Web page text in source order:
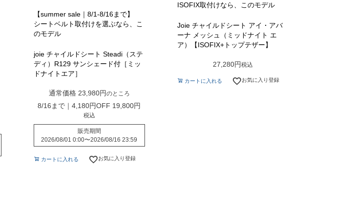
【summer sale｜8/1-8/16まで】
シートベルト取付けを選ぶなら、こ
のモデル
joie チャイルドシート Steadi（ステ
ディ）R129 サンシェード付［ミッ
ドナイトエア］
通常価格 23,980 のところ
8/16まで｜4,180円OFF 19,800
税込
販売期間
2026/08/01 0:00〜2026/08/16 23:59
カートに入れる お気に入り登録
ISOFIX取付けなら、このモデル
Joie チャイルドシート アイ・アバ
ーナ メッシュ（ミッドナイト エ
ア）【ISOFIX+トップテザー】
27,280 税込
カートに入れる お気に入り登録